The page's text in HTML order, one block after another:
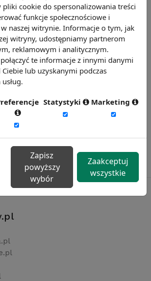
wiedzieć więcej?
więcej wiadomości
cookie do spersonalizowania treści
funkcje społecznościowe i
naszej witrynie. Informacje o tym, jak
witryny, udostępniamy partnerom
reklamowym i analitycznym.
te informacje z innymi danymi
lub uzyskanymi podczas
Statystyki Marketing
Zapisz
powyższy
wybór
Zaakceptuj
wszystkie